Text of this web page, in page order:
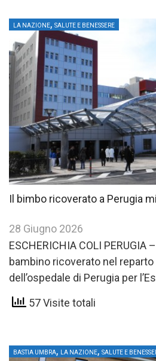
LA NAZIONE, SALUTE E BENESSERE
Il bimbo ricoverato a Perugia
28 Giugno 2026
ESCHERICHIA COLI PERUGIA
bambino ricoverato nel reparto
dell’ospedale di Perugia per
notizie più rassicuranti: le sue…
57 Visite totali
BASTIA UMBRA, LA NAZIONE, SALUTE E